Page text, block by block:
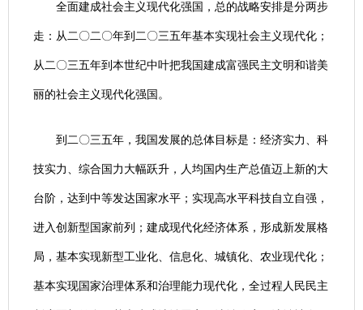
全面建成社会主义现代化强国，总的战略安排是分两步
走：从二〇二〇年到二〇三五年基本实现社会主义现代化；
从二〇三五年到本世纪中叶把我国建成富强民主文明和谐美
丽的社会主义现代化强国。
到二〇三五年，我国发展的总体目标是：经济实力、科
技实力、综合国力大幅跃升，人均国内生产总值迈上新的大
台阶，达到中等发达国家水平；实现高水平科技自立自强，
进入创新型国家前列；建成现代化经济体系，形成新发展格
局，基本实现新型工业化、信息化、城镇化、农业现代化；
基本实现国家治理体系和治理能力现代化，全过程人民民主